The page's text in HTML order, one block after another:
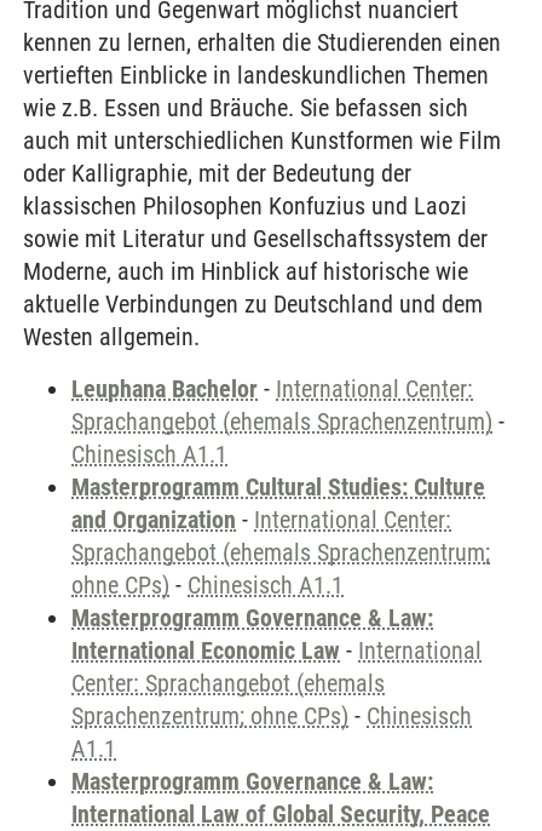
Tradition und Gegenwart möglichst nuanciert
kennen zu lernen, erhalten die Studierenden einen
vertieften Einblicke in landeskundlichen Themen
wie z.B. Essen und Bräuche. Sie befassen sich
auch mit unterschiedlichen Kunstformen wie Film
oder Kalligraphie, mit der Bedeutung der
klassischen Philosophen Konfuzius und Laozi
sowie mit Literatur und Gesellschaftssystem der
Moderne, auch im Hinblick auf historische wie
aktuelle Verbindungen zu Deutschland und dem
Westen allgemein.
Leuphana Bachelor - International Center:
Sprachangebot (ehemals Sprachenzentrum) -
Chinesisch A1.1
Masterprogramm Cultural Studies: Culture
and Organization - International Center:
Sprachangebot (ehemals Sprachenzentrum;
ohne CPs) - Chinesisch A1.1
Masterprogramm Governance & Law:
International Economic Law - International
Center: Sprachangebot (ehemals
Sprachenzentrum; ohne CPs) - Chinesisch
A1.1
Masterprogramm Governance & Law:
International Law of Global Security, Peace